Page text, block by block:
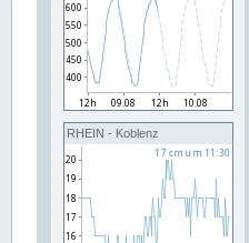
RHEIN - Koblenz